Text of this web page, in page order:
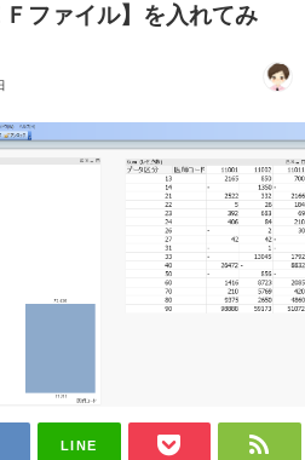
ファイル】を入れてみ
LINE